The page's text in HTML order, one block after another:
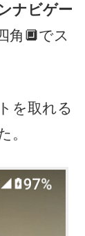
ナビゲー
角🔲でス
を取れる
。